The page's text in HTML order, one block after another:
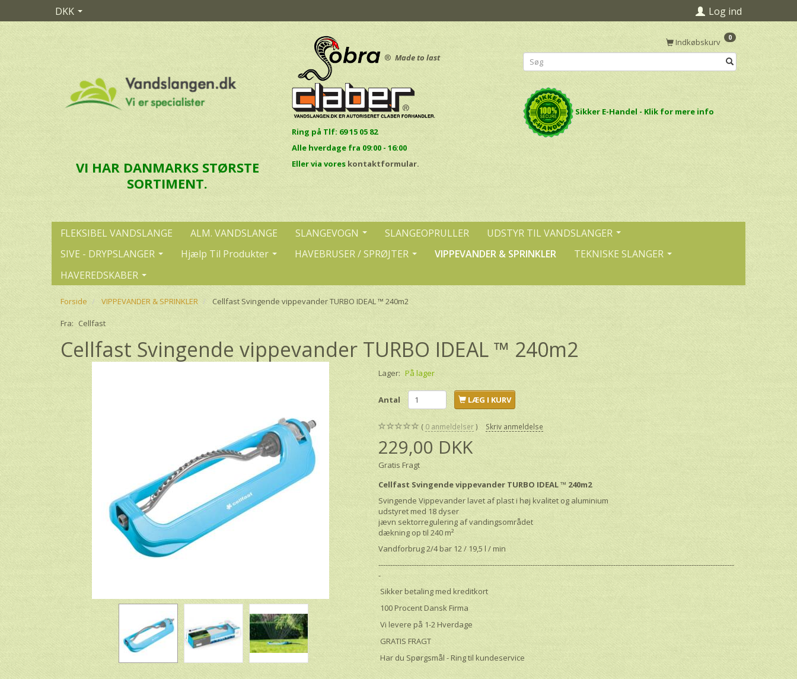
DKK Log ind
VI HAR DANMARKS STØRSTE
SORTIMENT.
® Made to last
Ring på Tlf: 69 15 05 82
Alle hverdage fra 09:00 - 16:00
Eller via vores kontaktformular.
Indkøbskurv 0
Sikker E-Handel - Klik for mere info
FLEKSIBEL VANDSLANGE ALM. VANDSLANGE SLANGEVOGN SLANGEOPRULLER
UDSTYR TIL VANDSLANGER
SIVE - DRYPSLANGER
Hjælp Til Produkter HAVEBRUSER / SPRØJTER VIPPEVANDER & SPRINKLER
TEKNISKE SLANGER
HAVEREDSKABER
Forside VIPPEVANDER & SPRINKLER Cellfast Svingende vippevander TURBO IDEAL ™ 240m2
Fra: Cellfast
Cellfast Svingende vippevander TURBO IDEAL ™ 240m2
Lager: På lager
Antal LÆG I KURV
0 anmeldelser Skriv anmeldelse
229,00 DKK
Gratis Fragt
Cellfast Svingende vippevander TURBO IDEAL ™ 240m2
Svingende Vippevander lavet af plast i høj kvalitet og aluminium
udstyret med 18 dyser
jævn sektorregulering af vandingsområdet
dækning op til 240 m²
Vandforbrug 2/4 bar 12 / 19,5 l / min
------------------------------------------------------------------------------------------------------------------------------------------------------
-
Sikker betaling med kreditkort
100 Procent Dansk Firma
Vi levere på 1-2 Hverdage
GRATIS FRAGT
Har du Spørgsmål - Ring til kundeservice